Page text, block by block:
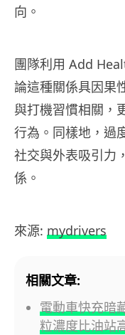
向。
團隊利用 Add
論這種關係具因果
與打機習慣相關，
行為。同樣地，過
社交與外表吸引力
係。
來源: mydrivers
相關文章:
電動車快充暗
粒濃度比油站